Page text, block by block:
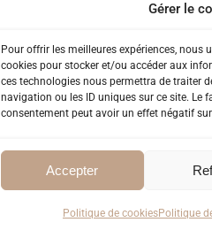
Gérer le
Pour offrir les meilleures expériences, nous
cookies pour stocker et/ou accéder aux
ces technologies nous permettra de traiter
navigation ou les ID uniques sur ce site. Le
consentement peut avoir un effet négatif
Accepter
Politique de cookiesPolitique